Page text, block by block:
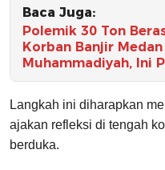
Baca Juga:
Polemik 30 Ton
Korban Banjir
Muhammadiyah, Ini
Langkah ini diharapkan
ajakan refleksi di tengah
berduka.